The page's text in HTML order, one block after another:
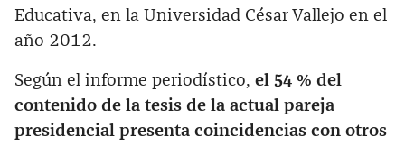
Educativa, en la Universidad César Vallejo en el
año 2012.
Según el informe periodístico, el 54 % del
contenido de la tesis de la actual pareja
presidencial presenta coincidencias con otros